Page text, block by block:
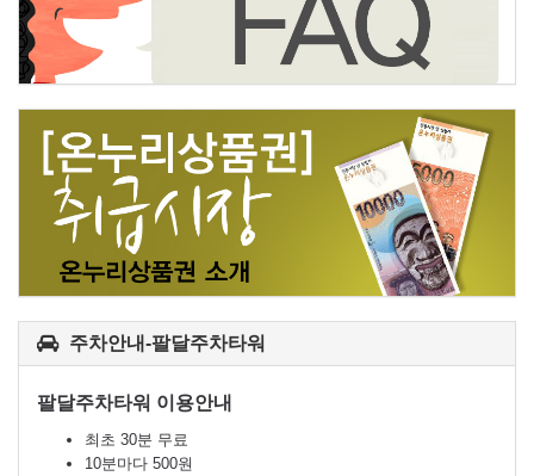
주차안내-팔달주차타워
팔달주차타워 이용안내
최초 30분 무료
10분마다 500원